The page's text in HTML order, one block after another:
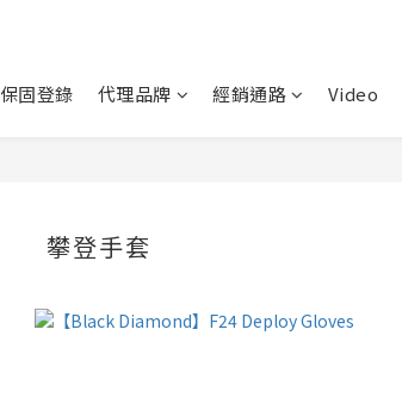
保固登錄 代理品牌 經銷通路 Video
攀登手套